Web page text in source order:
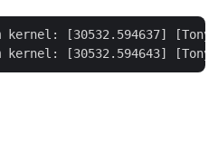
[30532.594637] [TonyBai]-